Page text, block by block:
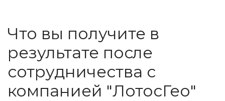
Что вы получите в
результате после
сотрудничества с
компанией "ЛотосГео"